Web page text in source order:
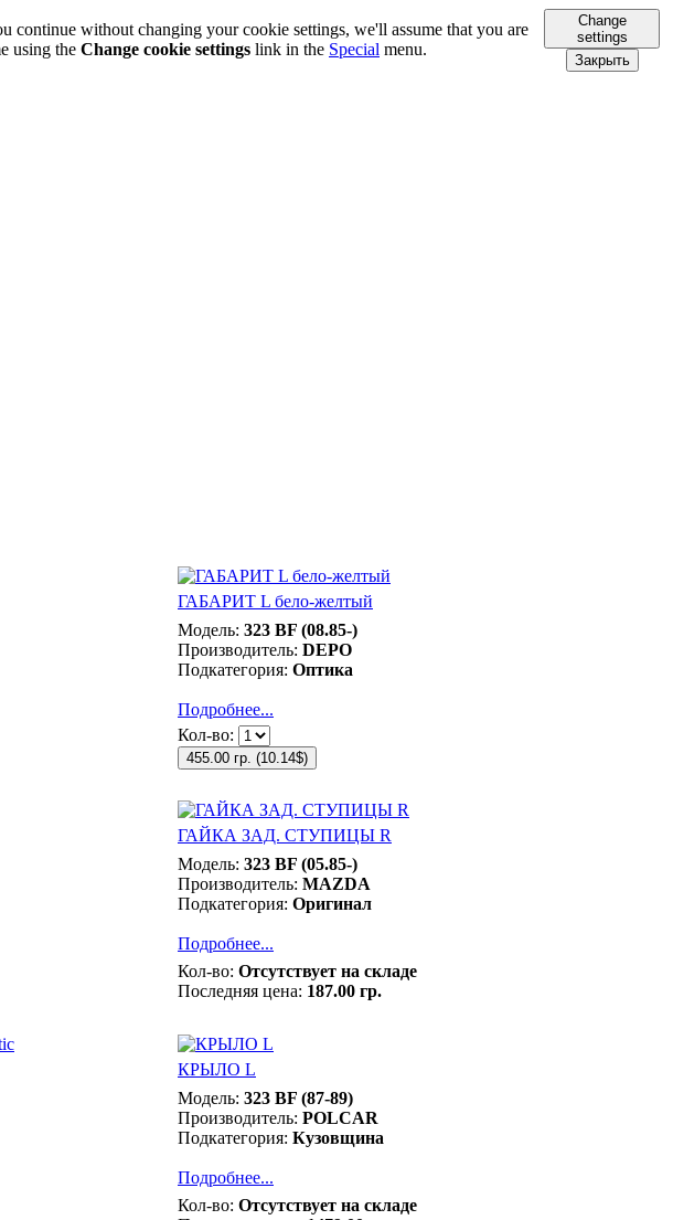
continue without changing your cookie settings, we'll assume that you are
using the Change cookie settings link in the Special menu.
Change
settings
Закрыть
ГАБАРИТ L бело-желтый
Модель: 323 BF (08.85-)
Производитель: DEPO
Подкатегория: Оптика
Подробнее...
Кол-во:
455.00 гр. (10.14$)
ГАЙКА ЗАД. СТУПИЦЫ R
Модель: 323 BF (05.85-)
Производитель: MAZDA
Подкатегория: Оригинал
Подробнее...
Кол-во: Отсутствует на складе
Последняя цена: 187.00 гр.
КРЫЛО L
Модель: 323 BF (87-89)
Производитель: POLCAR
Подкатегория: Кузовщина
Подробнее...
Кол-во: Отсутствует на складе